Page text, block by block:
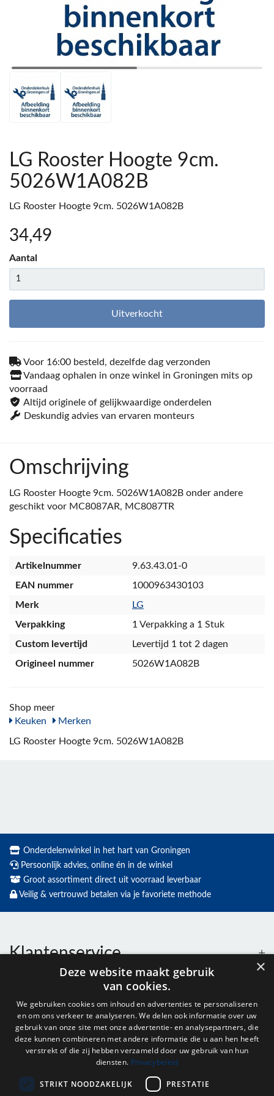
LG Rooster Hoogte 9cm.
5026W1A082B
LG Rooster Hoogte 9cm. 5026W1A082B
34,49
Aantal
Uitverkocht
Voor 16:00 besteld, dezelfde dag verzonden
Vandaag ophalen in onze winkel in Groningen mits op
voorraad
Altijd originele of gelijkwaardige onderdelen
Deskundig advies van ervaren monteurs
Omschrijving
LG Rooster Hoogte 9cm. 5026W1A082B onder andere
geschikt voor MC8087AR, MC8087TR
Specificaties
Artikelnummer
9.63.43.01-0
EAN nummer
1000963430103
Merk
LG
Verpakking
1 Verpakking a 1 Stuk
Custom levertijd
Levertijd 1 tot 2 dagen
Origineel nummer
5026W1A082B
Shop meer
Keuken
Merken
LG Rooster Hoogte 9cm. 5026W1A082B
Onderdelenwinkel in het hart van Groningen
Persoonlijk advies, online én in de winkel
Groot assortiment direct uit voorraad leverbaar
Veilig & vertrouwd betalen via je favoriete methode
Klantenservice
Openingstijden
Nieuwsbrief
×
Deze website maakt gebruik
van cookies.
We gebruiken cookies om inhoud en advertenties te personaliseren
en om ons verkeer te analyseren. We delen ook informatie over uw
gebruik van onze site met onze advertentie- en analysepartners, die
deze kunnen combineren met andere informatie die u aan hen heeft
verstrekt of die zij hebben verzameld door uw gebruik van hun
diensten. Privacybeleid
STRIKT NOODZAKELIJK PRESTATIE